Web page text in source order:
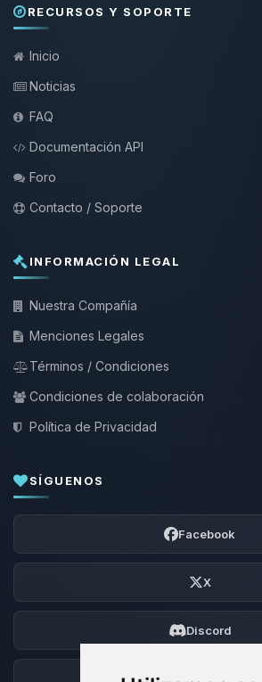
RECURSOS Y SOPORTE
Inicio
Noticias
FAQ
Documentación API
Foro
Contacto / Soporte
INFORMACIÓN LEGAL
Nuestra Compañía
Menciones Legales
Términos / Condiciones
Condiciones de colaboración
Política de Privacidad
SÍGUENOS
Facebook
X
Discord
Foro